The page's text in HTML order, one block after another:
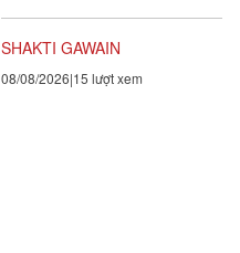
SHAKTI GAWAIN
08/08/2026 15 lượt xem